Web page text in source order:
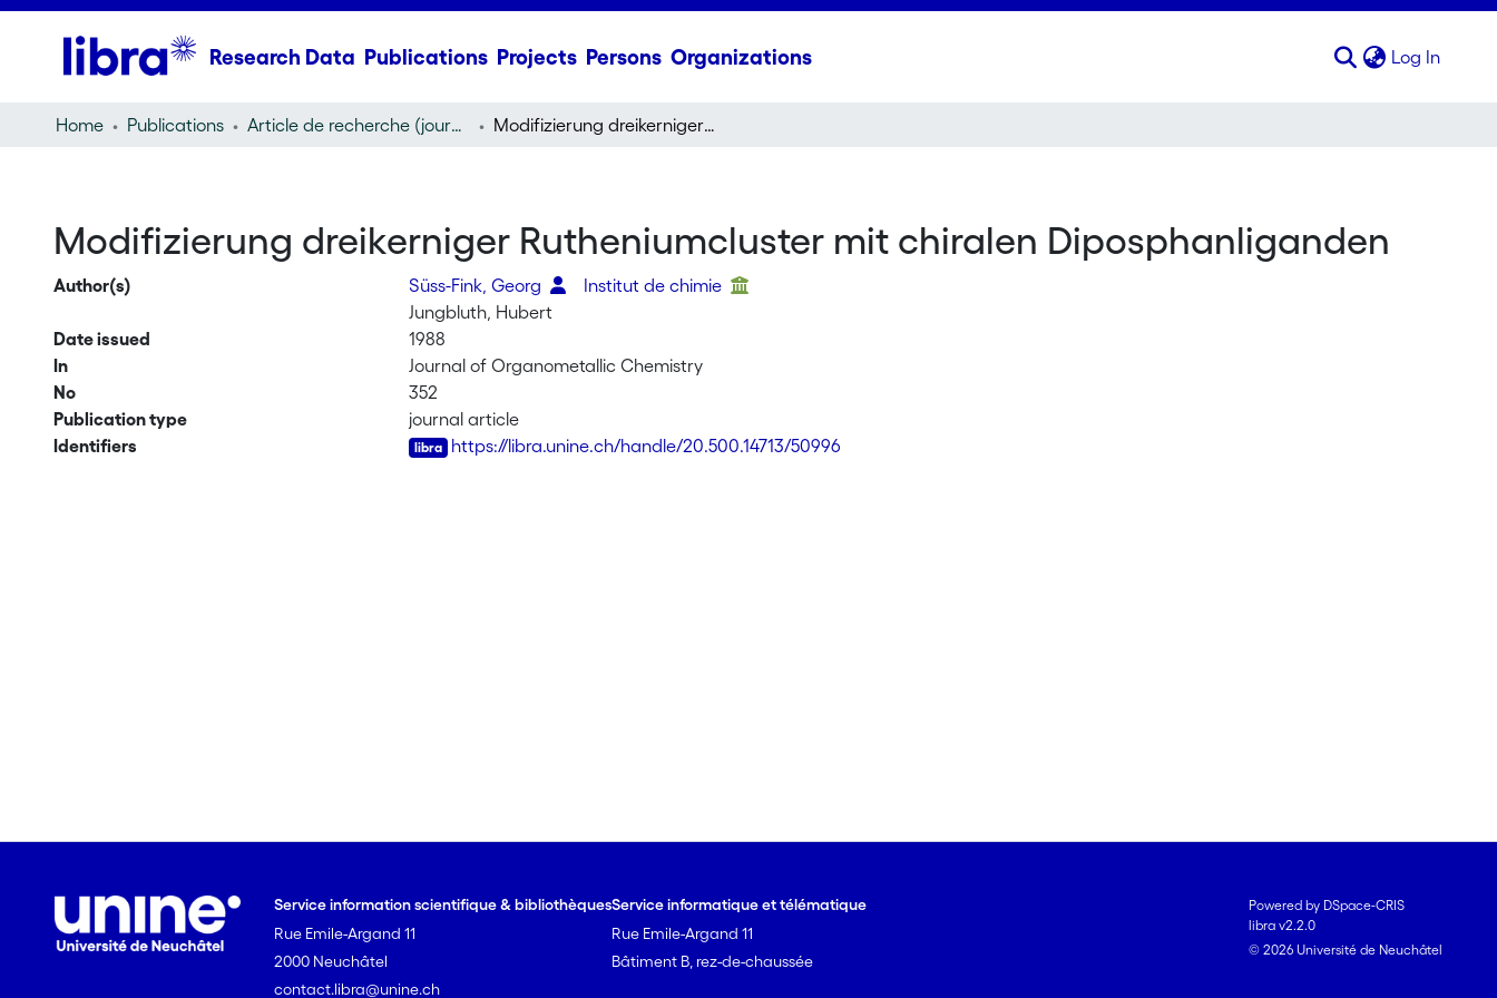
Research Data Publications Projects Persons Organizations Log In
Home Publications Article de recherche (journal article) Modifizierung dreikerniger Rutheniumcluster mit chiralen Diposphanliganden
Modifizierung dreikerniger Rutheniumcluster mit chiralen Diposphanliganden
Author(s) Süss-Fink, Georg
Institut de chimie
Jungbluth, Hubert
Date issued
1988
In
Journal of Organometallic Chemistry
No
352
Publication type
journal article
Identifiers
https://libra.unine.ch/handle/20.500.14713/50996
Service information scientifique & bibliothèques
Rue Emile-Argand 11
2000 Neuchâtel
contact.libra@unine.ch
Service informatique et télématique
Rue Emile-Argand 11
Bâtiment B, rez-de-chaussée
Powered by DSpace-CRIS
libra v2.2.0
© 2026 Université de Neuchâtel